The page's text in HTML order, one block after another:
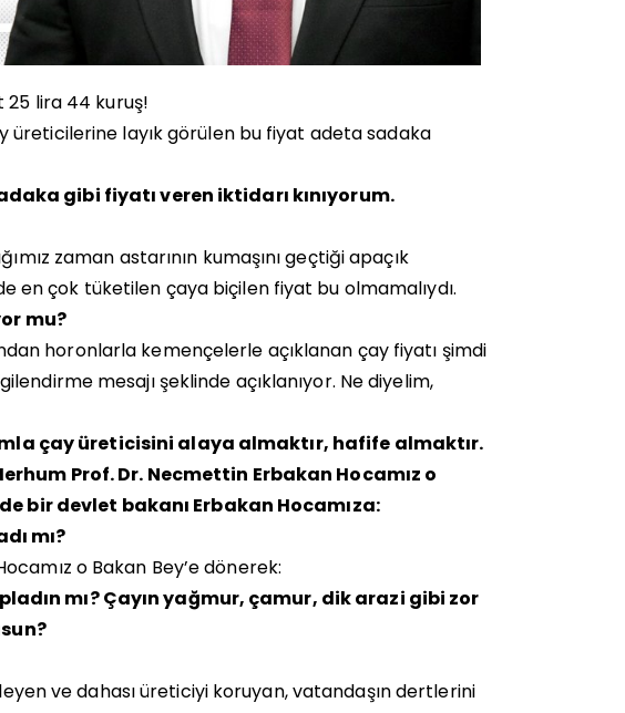
25 lira 44 kuruş!
üreticilerine layık görülen bu fiyat adeta sadaka
gibi fiyatı veren iktidarı kınıyorum.
zaman astarının kumaşını geçtiği apaçık
en çok tüketilen çaya biçilen fiyat bu olmamalıydı.
mu?
horonlarla kemençelerle açıklanan çay fiyatı şimdi
mesajı şeklinde açıklanıyor. Ne diyelim,
çay üreticisini alaya almaktır, hafife almaktır.
Prof. Dr. Necmettin Erbakan Hocamız o
bir devlet bakanı Erbakan Hocamıza:
mı?
o Bakan Bey’e dönerek:
mı? Çayın yağmur, çamur, dik arazi gibi zor
ve dahası üreticiyi koruyan, vatandaşın dertlerini